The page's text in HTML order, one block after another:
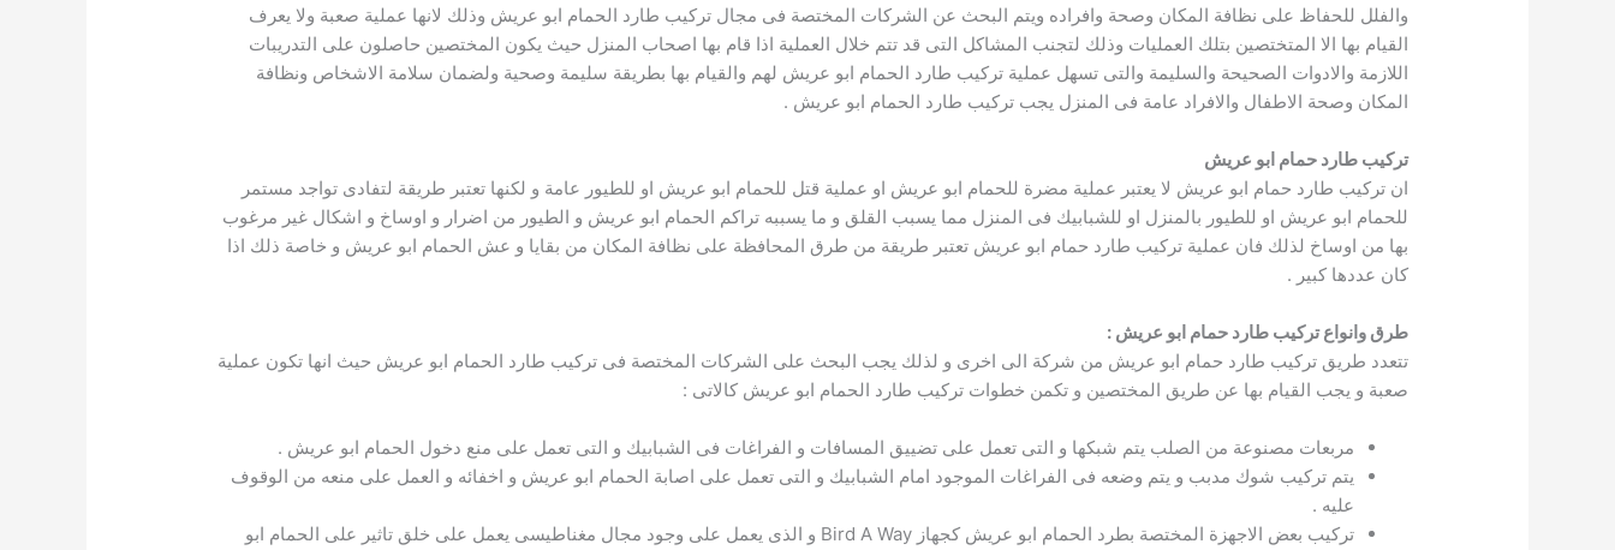
والفلل للحفاظ على نظافة المكان وصحة وافراده ويتم البحث عن الشركات المختصة فى مجال تركيب طارد الحمام ابو عريش وذلك لانها عملية صعبة ولا يعرف
القيام بها الا المتختصين بتلك العمليات وذلك لتجنب المشاكل التى قد تتم خلال العملية اذا قام بها اصحاب المنزل حيث يكون المختصين حاصلون على التدريبات
اللازمة والادوات الصحيحة والسليمة والتى تسهل عملية تركيب طارد الحمام ابو عريش لهم والقيام بها بطريقة سليمة وصحية ولضمان سلامة الاشخاص ونظافة
المكان وصحة الاطفال والافراد عامة فى المنزل يجب تركيب طارد الحمام ابو عريش .
تركيب طارد حمام ابو عريش
ان تركيب طارد حمام ابو عريش لا يعتبر عملية مضرة للحمام ابو عريش او عملية قتل للحمام ابو عريش او للطيور عامة و لكنها تعتبر طريقة لتفادى تواجد مستمر
للحمام ابو عريش او للطيور بالمنزل او للشبابيك فى المنزل مما يسبب القلق و ما يسببه تراكم الحمام ابو عريش و الطيور من اضرار و اوساخ و اشكال غير مرغوب
بها من اوساخ لذلك فان عملية تركيب طارد حمام ابو عريش تعتبر طريقة من طرق المحافظة على نظافة المكان من بقايا و عش الحمام ابو عريش و خاصة ذلك اذا
كان عددها كبير .
طرق وانواع تركيب طارد حمام ابو عريش :
تتعدد طريق تركيب طارد حمام ابو عريش من شركة الى اخرى و لذلك يجب البحث على الشركات المختصة فى تركيب طارد الحمام ابو عريش حيث انها تكون عملية
صعبة و يجب القيام بها عن طريق المختصين و تكمن خطوات تركيب طارد الحمام ابو عريش كالاتى :
مربعات مصنوعة من الصلب يتم شبكها و التى تعمل على تضييق المسافات و الفراغات فى الشبابيك و التى تعمل على منع دخول الحمام ابو عريش .
يتم تركيب شوك مدبب و يتم وضعه فى الفراغات الموجود امام الشبابيك و التى تعمل على اصابة الحمام ابو عريش و اخفائه و العمل على منعه من الوقوف
عليه .
تركيب بعض الاجهزة المختصة بطرد الحمام ابو عريش كجهاز Bird A Way و الذى يعمل على وجود مجال مغناطيسى يعمل على خلق تاثير على الحمام ابو